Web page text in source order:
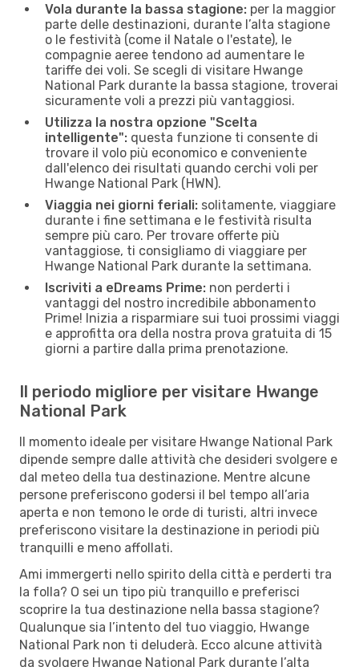
Vola durante la bassa stagione: per la maggior
parte delle destinazioni, durante l’alta stagione
o le festività (come il Natale o l'estate), le
compagnie aeree tendono ad aumentare le
tariffe dei voli. Se scegli di visitare Hwange
National Park durante la bassa stagione, troverai
sicuramente voli a prezzi più vantaggiosi.
Utilizza la nostra opzione "Scelta
intelligente": questa funzione ti consente di
trovare il volo più economico e conveniente
dall'elenco dei risultati quando cerchi voli per
Hwange National Park (HWN).
Viaggia nei giorni feriali: solitamente, viaggiare
durante i fine settimana e le festività risulta
sempre più caro. Per trovare offerte più
vantaggiose, ti consigliamo di viaggiare per
Hwange National Park durante la settimana.
Iscriviti a eDreams Prime: non perderti i
vantaggi del nostro incredibile abbonamento
Prime! Inizia a risparmiare sui tuoi prossimi viaggi
e approfitta ora della nostra prova gratuita di 15
giorni a partire dalla prima prenotazione.
Il periodo migliore per visitare Hwange
National Park
Il momento ideale per visitare Hwange National Park
dipende sempre dalle attività che desideri svolgere e
dal meteo della tua destinazione. Mentre alcune
persone preferiscono godersi il bel tempo all’aria
aperta e non temono le orde di turisti, altri invece
preferiscono visitare la destinazione in periodi più
tranquilli e meno affollati.
Ami immergerti nello spirito della città e perderti tra
la folla? O sei un tipo più tranquillo e preferisci
scoprire la tua destinazione nella bassa stagione?
Qualunque sia l’intento del tuo viaggio, Hwange
National Park non ti deluderà. Ecco alcune attività
da svolgere Hwange National Park durante l’alta